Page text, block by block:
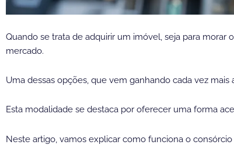
Quando se trata de adquirir um imóvel, seja para
mercado.
Uma dessas opções, que vem ganhando cada vez
Esta modalidade se destaca por oferecer uma forma
Neste artigo, vamos explicar como funciona o